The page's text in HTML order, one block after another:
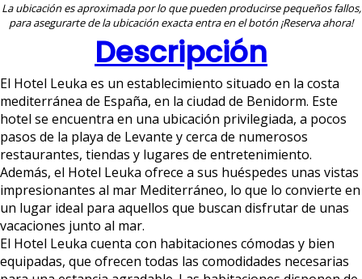
La ubicación es aproximada por lo que pueden producirse pequeños fallos,
para asegurarte de la ubicación exacta entra en el botón ¡Reserva ahora!
Descripción
El Hotel Leuka es un establecimiento situado en la costa
mediterránea de España, en la ciudad de Benidorm. Este
hotel se encuentra en una ubicación privilegiada, a pocos
pasos de la playa de Levante y cerca de numerosos
restaurantes, tiendas y lugares de entretenimiento.
Además, el Hotel Leuka ofrece a sus huéspedes unas vistas
impresionantes al mar Mediterráneo, lo que lo convierte en
un lugar ideal para aquellos que buscan disfrutar de unas
vacaciones junto al mar.
El Hotel Leuka cuenta con habitaciones cómodas y bien
equipadas, que ofrecen todas las comodidades necesarias